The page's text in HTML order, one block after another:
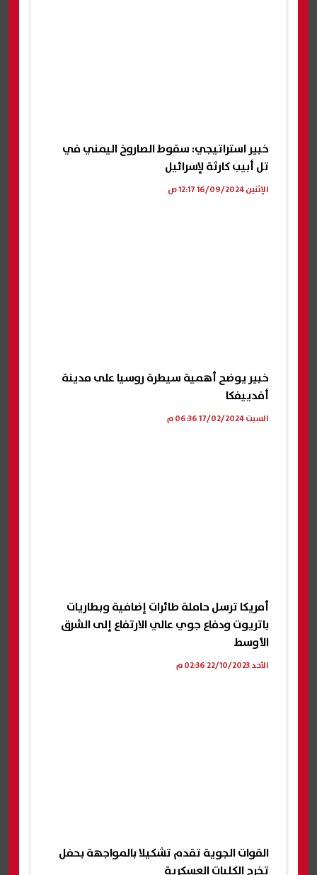
خبير استراتيجي: سقوط الصاروخ اليمني في
تل أبيب كارثة لإسرائيل
الإثنين 16/09/2024 12:17 ص
خبير يوضح أهمية سيطرة روسيا على مدينة
أفدييفكا
السبت 17/02/2024 06:36 م
أمريكا ترسل حاملة طائرات إضافية وبطاريات
باتريوت ودفاع جوي عالي الارتفاع إلى الشرق
الأوسط
الأحد 22/10/2023 02:36 م
القوات الجوية تقدم تشكيلا بالمواجهة بحفل
تخرج الكليات العسكرية